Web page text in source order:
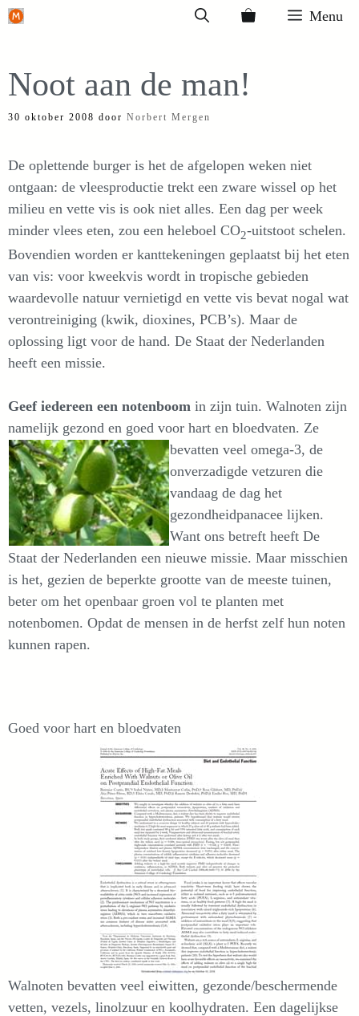
Ga
inhoud
Menu
Noot aan de man!
30 oktober 2008 door Norbert Mergen
De oplettende burger is het de afgelopen weken niet
ontgaan: de vleesproductie trekt een zware wissel op het
milieu en vette vis is ook niet alles. Een dag per week
minder vlees eten, zou een heleboel CO2-uitstoot schelen.
Bovendien worden er kanttekeningen geplaatst bij het eten
van vis: voor kweekvis wordt in tropische gebieden
waardevolle natuur vernietigd en vette vis bevat nogal wat
verontreiniging (kwik, dioxines, PCB’s). Maar de
oplossing ligt voor de hand. De Staat der Nederlanden
heeft een missie.
Geef iedereen een notenboom in zijn tuin. Walnoten zijn
namelijk gezond en goed voor hart en bloedvaten. Ze
bevatten veel omega-3, de
onverzadigde vetzuren die
vandaag de dag het
gezondheidpanacee lijken.
Want ons betreft heeft De
Staat der Nederlanden een nieuwe missie. Maar misschien
is het, gezien de beperkte grootte van de meeste tuinen,
beter om het openbaar groen vol te planten met
notenbomen. Opdat de mensen in de herfst zelf hun noten
kunnen rapen.
Goed voor hart en bloedvaten
Walnoten bevatten veel eiwitten, gezonde/beschermende
vetten, vezels, linolzuur en koolhydraten. Een dagelijkse